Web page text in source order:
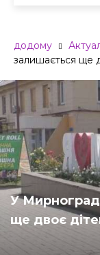
додому
залишається ще
У
ще двоє